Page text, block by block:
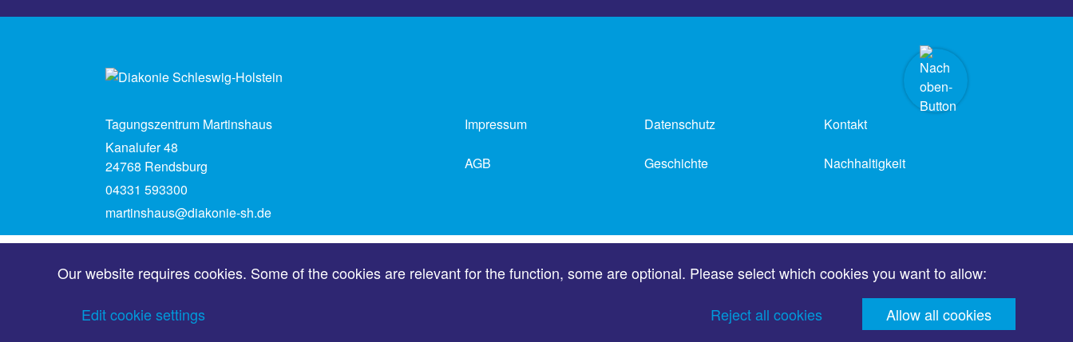
Tagungszentrum Martinshaus
Kanalufer 48
24768 Rendsburg
04331 593300
martinshaus@diakonie-sh.de
Impressum Datenschutz Kontakt
AGB Geschichte Nachhaltigkeit
Our website requires cookies. Some of the cookies are relevant for the function, some are optional. Please select which cookies you want to allow:
Allow all cookies
Edit cookie settings Reject all cookies